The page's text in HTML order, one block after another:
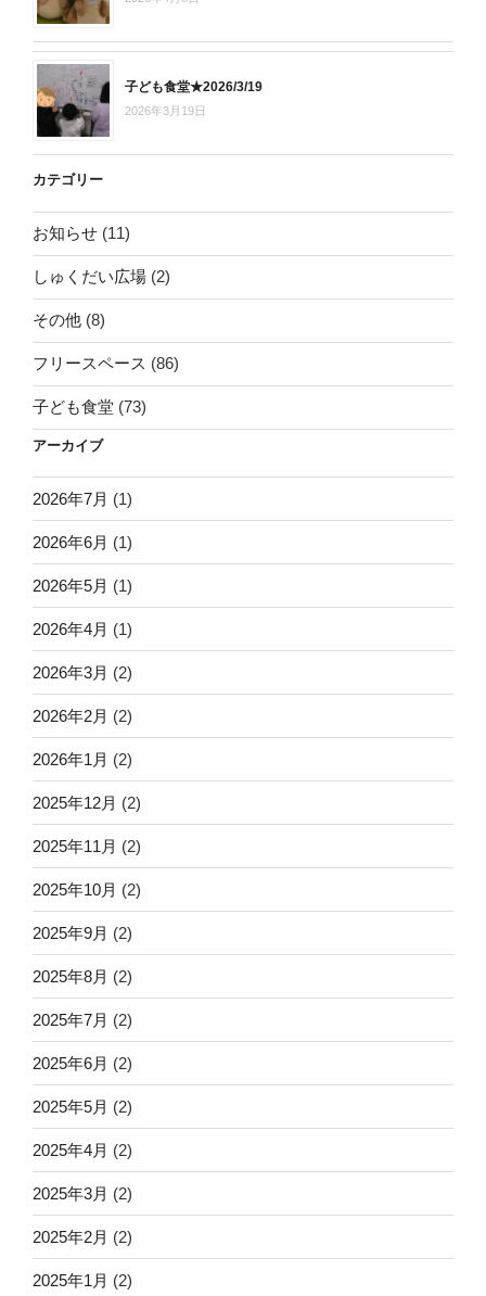
子ども食堂★2026/3/19
2026年3月19日
カテゴリー
お知らせ (11)
しゅくだい広場 (2)
その他 (8)
フリースペース (86)
子ども食堂 (73)
アーカイブ
2026年7月 (1)
2026年6月 (1)
2026年5月 (1)
2026年4月 (1)
2026年3月 (2)
2026年2月 (2)
2026年1月 (2)
2025年12月 (2)
2025年11月 (2)
2025年10月 (2)
2025年9月 (2)
2025年8月 (2)
2025年7月 (2)
2025年6月 (2)
2025年5月 (2)
2025年4月 (2)
2025年3月 (2)
2025年2月 (2)
2025年1月 (2)